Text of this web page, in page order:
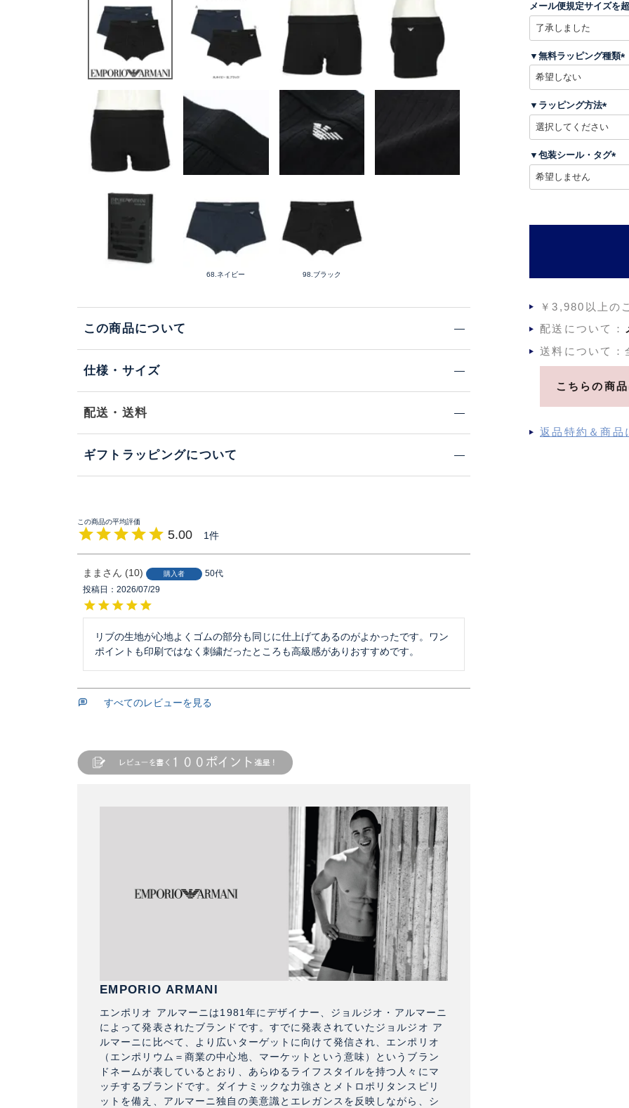
68.ネイビー 98.ブラック
この商品について
仕様・サイズ
配送・送料
ギフトラッピングについて
5.00 1
まま 10 購入者
50代
投稿日
2026/07/29
リブの生地が心地よくゴムの部分も同じに仕上げてあるのがよかったです。ワン
ポイントも印刷ではなく刺繍だったところも高級感がありおすすめです。
すべてのレビューを見る
EMPORIO ARMANI
エンポリオ アルマーニは1981年にデザイナー、ジョルジオ・アルマーニ
によって発表されたブランドです。すでに発表されていたジョルジオ ア
ルマーニに比べて、より広いターゲットに向けて発信され、エンポリオ
（エンポリウム＝商業の中心地、マーケットという意味）というブラン
ドネームが表しているとおり、あらゆるライフスタイルを持つ人々にマ
ッチするブランドです。ダイナミックな力強さとメトロポリタンスピリ
ットを備え、アルマーニ独自の美意識とエレガンスを反映しながら、シ
メール便規定サイズを
▼無料ラッピング種類
)
▼ラッピング方法
須
)
▼包装シール・タグ
￥3,980以上の
配送について：
送料について：
こちらの商
返品特約＆商品